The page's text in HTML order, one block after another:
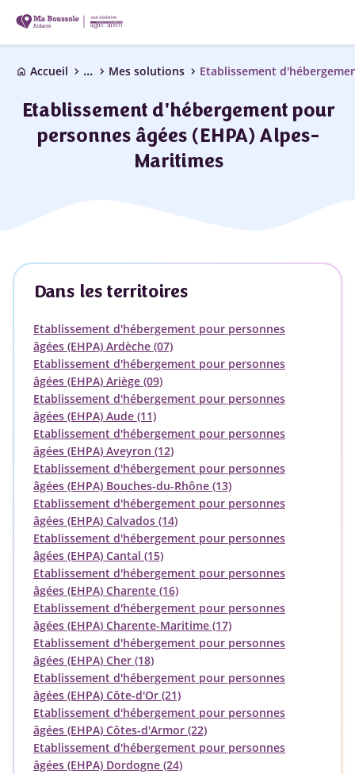
home Accueil chevron_right ... chevron_right Mes solutions chevron_right
Etablissement d'hébergement pour
personnes âgées (EHPA) Alpes-
Maritimes
Dans les territoires
Etablissement d'hébergement pour personnes
âgées (EHPA) Ardèche (07)
Etablissement d'hébergement pour personnes
âgées (EHPA) Ariège (09)
Etablissement d'hébergement pour personnes
âgées (EHPA) Aude (11)
Etablissement d'hébergement pour personnes
âgées (EHPA) Aveyron (12)
Etablissement d'hébergement pour personnes
âgées (EHPA) Bouches-du-Rhône (13)
Etablissement d'hébergement pour personnes
âgées (EHPA) Calvados (14)
Etablissement d'hébergement pour personnes
âgées (EHPA) Cantal (15)
Etablissement d'hébergement pour personnes
âgées (EHPA) Charente (16)
Etablissement d'hébergement pour personnes
âgées (EHPA) Charente-Maritime (17)
Etablissement d'hébergement pour personnes
âgées (EHPA) Cher (18)
Etablissement d'hébergement pour personnes
âgées (EHPA) Côte-d'Or (21)
Etablissement d'hébergement pour personnes
âgées (EHPA) Côtes-d'Armor (22)
Etablissement d'hébergement pour personnes
âgées (EHPA) Dordogne (24)